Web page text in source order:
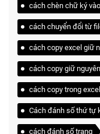
cách chèn chữ ký
cách chuyển đổi từ
cách copy excel giữ
cách copy giữ
cách copy trong
Cách đánh số thứ tự
cách đánh số trang